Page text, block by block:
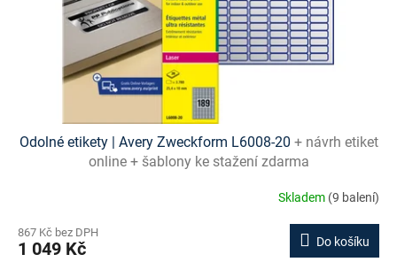
Odolné etikety | Avery Zweckform L6008-20 + návrh etiket
online + šablony ke stažení zdarma
Skladem (9 balení)
867 Kč bez DPH
1 049 Kč Do košíku